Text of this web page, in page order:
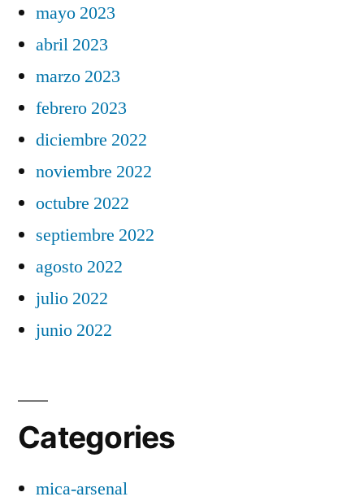
mayo 2023
abril 2023
marzo 2023
febrero 2023
diciembre 2022
noviembre 2022
octubre 2022
septiembre 2022
agosto 2022
julio 2022
junio 2022
Categories
mica-arsenal